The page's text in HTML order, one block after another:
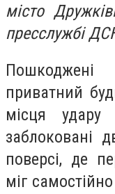
місто
пресслужбі
приватний
місця удару
заблоковані
поверсі, де
міг